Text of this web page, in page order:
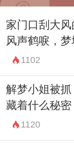
焦虑的有效途
无论梦到电
梦境只是一
照。不要过
来解决内心
总之，面对梦
恐惧和无助
的信息和启
家门口刮大风
风声鹤唳，
1102
解梦小姐被
藏着什么秘密
1120